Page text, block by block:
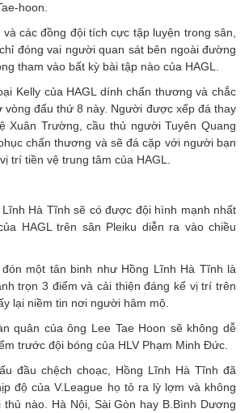
hoon.
các đồng đội tích cực tập luyện trong sân,
đóng vai người quan sát bên ngoài đường
tham vào bất kỳ bài tập nào của HAGL.
Kelly của HAGL dính chấn thương và chắc
vòng đấu thứ 8 này. Người được xếp đá thay
Xuân Trường, cầu thủ người Tuyên Quang
chấn thương và sẽ đá cặp với người bạn
trí tiền vệ trung tâm của HAGL.
Hà Tĩnh sẽ có được đội hình mạnh nhất
HAGL trên sân Pleiku diễn ra vào chiều
một tân binh như Hồng Lĩnh Hà Tĩnh là
trọn 3 điểm và cải thiện đáng kể vị trí trên
lại niềm tin nơi người hâm mộ.
quân của ông Lee Tae Hoon sẽ không dễ
trước đội bóng của HLV Phạm Minh Đức.
đầu chệch choạc, Hồng Lĩnh Hà Tĩnh đã
độ của V.League họ tỏ ra lỳ lợm và không
nào. Hà Nội, Sài Gòn hay B.Bình Dương